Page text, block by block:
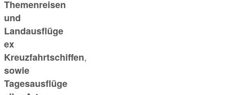
Themenreisen
und
Landausflüge
ex
Kreuzfahrtschiffen,
sowie
Tagesausflüge